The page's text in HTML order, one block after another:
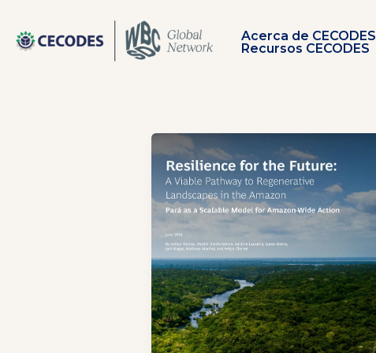
contenido
Acerca de CECODES
Recursos CECODES